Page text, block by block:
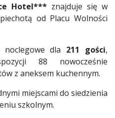
Hotel*** znajduje się w
od Placu Wolności
dla 211 gości,
88 nowocześnie
z aneksem kuchennym.
miejscami do siedzienia
szkolnym.